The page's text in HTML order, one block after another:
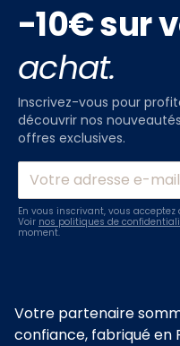
-10€ sur
achat.
Inscrivez-vous pour
découvrir nos
offres exclusives.
En vous inscrivant, vous
Voir nos politiques de
moment.
Votre partenaire
confiance, fabriqué en